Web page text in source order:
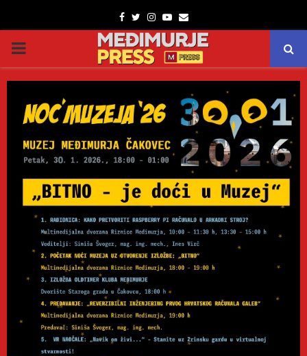
Facebook
TwitterInstagram
Youtube
Email
PRIMARY
MENU